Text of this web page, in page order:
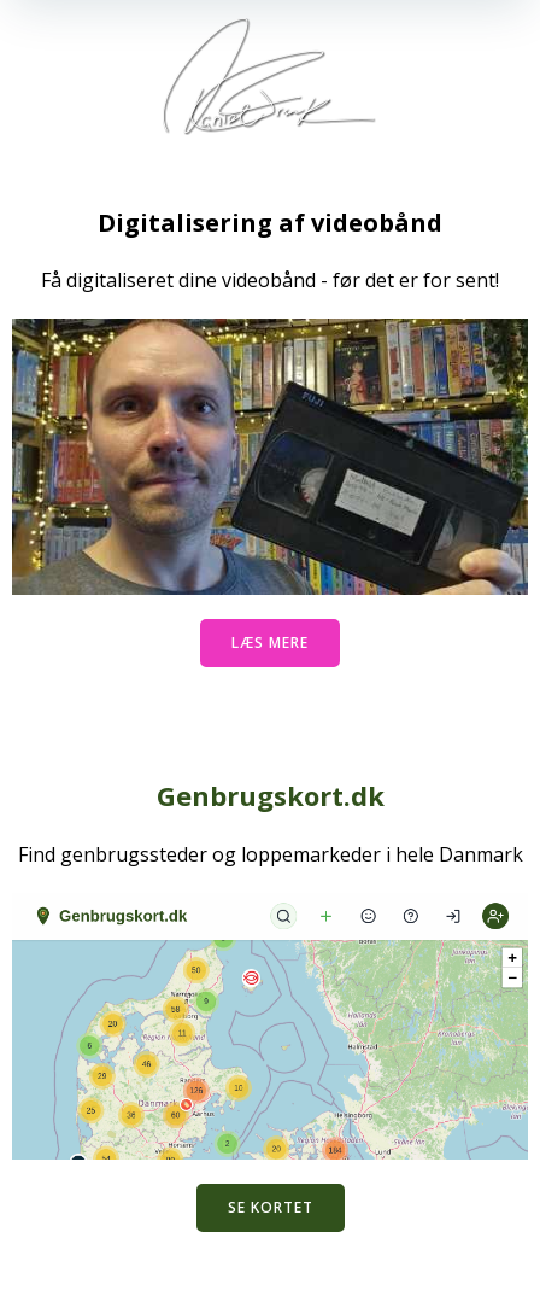
Digitalisering af videobånd
Få digitaliseret dine videobånd - før det er for sent!
LÆS MERE
Genbrugskort.dk
Find genbrugssteder og loppemarkeder i hele Danmark
SE KORTET